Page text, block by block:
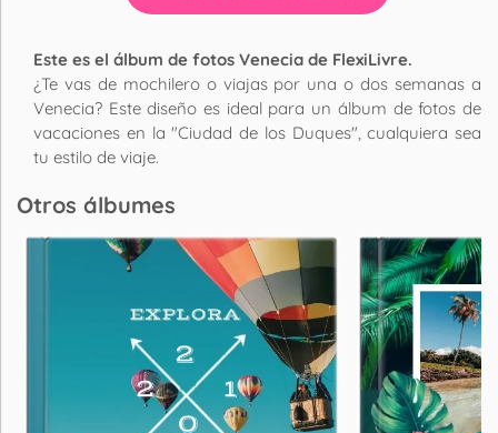
Este es el álbum de fotos Venecia de FlexiLivre.
¿Te vas de mochilero o viajas por una o dos semanas a
Venecia? Este diseño es ideal para un álbum de fotos de
vacaciones en la "Ciudad de los Duques", cualquiera sea
tu estilo de viaje.
Otros álbumes